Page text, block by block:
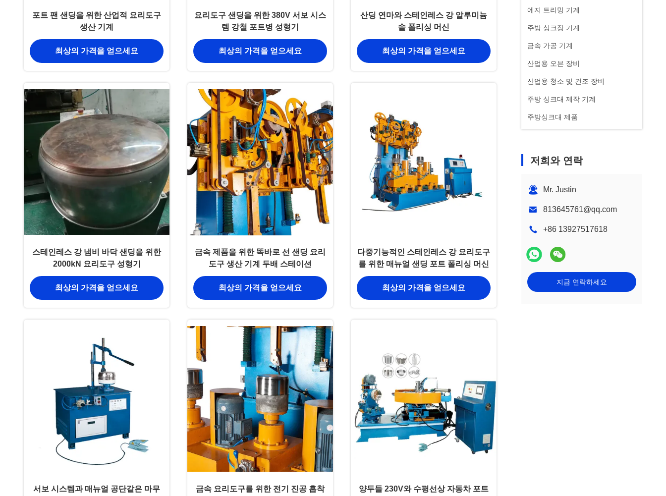
에지 트리밍 기계
주방 싱크장 기계
금속 가공 기계
산업용 오븐 장비
산업용 청소 및 건조 장비
주방 싱크대 제작 기계
주방싱크대 제품
저희와 연락
Mr. Justin
813645761@qq.com
+86 13927517618
지금 연락하세요
포트 팬 샌딩을 위한 산업적 요리도구
생산 기계
최상의 가격을 얻으세요
요리도구 샌딩을 위한 380V 서보 시스
템 강철 포트병 성형기
최상의 가격을 얻으세요
산딩 연마와 스테인레스 강 알루미늄
솥 폴리싱 머신
최상의 가격을 얻으세요
스테인레스 강 냄비 바닥 샌딩을 위한
2000kN 요리도구 성형기
최상의 가격을 얻으세요
금속 제품을 위한 똑바로 선 샌딩 요리
도구 생산 기계 두배 스테이션
최상의 가격을 얻으세요
다중기능적인 스테인레스 강 요리도구
를 위한 매뉴얼 샌딩 포트 폴리싱 머신
최상의 가격을 얻으세요
서보 시스템과 매뉴얼 공단같은 마무
금속 요리도구를 위한 전기 진공 흡착
양두들 230V와 수평선상 자동차 포트